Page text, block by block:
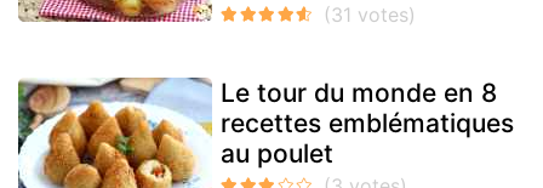
Le tour du monde en 8
recettes emblématiques
au poulet